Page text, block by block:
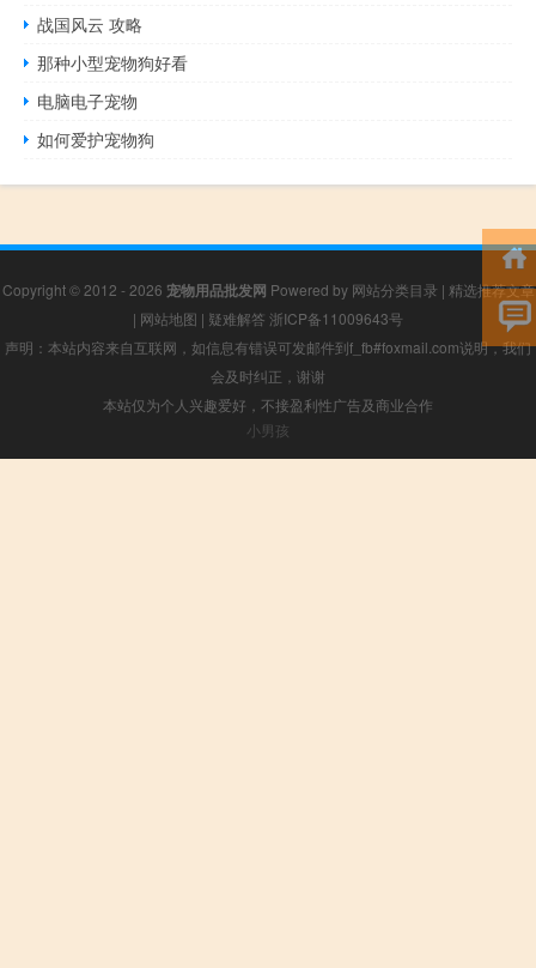
战国风云 攻略
那种小型宠物狗好看
电脑电子宠物
如何爱护宠物狗
Copyright © 2012 - 2026 宠物用品批发网 Powered by 网站分类目录 | 精选推荐文章
| 网站地图 | 疑难解答 浙ICP备11009643号
声明：本站内容来自互联网，如信息有错误可发邮件到f_fb#foxmail.com说明，我们
会及时纠正，谢谢
本站仅为个人兴趣爱好，不接盈利性广告及商业合作
小男孩